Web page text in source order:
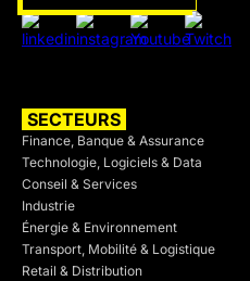
SECTEURS
Finance, Banque & Assurance
Technologie, Logiciels & Data
Conseil & Services
Industrie
Énergie & Environnement
Transport, Mobilité & Logistique
Retail & Distribution